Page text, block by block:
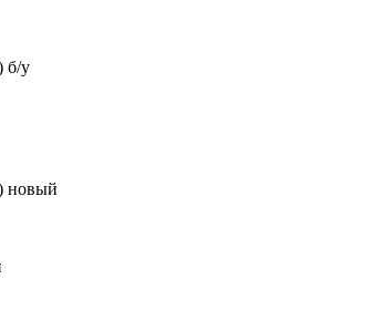
б/у
новый